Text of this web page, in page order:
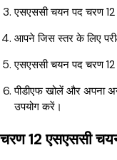
एसएससी चयन पद चरण
आपने जिस स्तर के लिए
एसएससी चयन पद चरण 12
पीडीएफ खोलें और अपना
उपयोग करें।
चरण 12 एसएससी